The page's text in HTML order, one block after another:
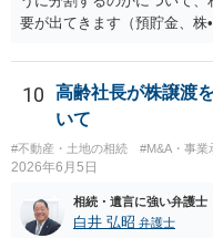
るかは、基本的には遺言者
無・内容について説明して
写しを添付して、期限を区
ます。それでも回答がない
による不当な関与の有無も
任状、母親の発言内容、弁護
示して相談した方がよいよう
要が出てきます（預貯金、
投資信託は他の相続人にと
は、相続人間で遺産分割協
10
高齢社長が株譲渡
いて
#不動産・土地の相続 #M&A・事業
2026年6月5日
相続・遺言に強い弁護士
白井 弘昭 弁護士